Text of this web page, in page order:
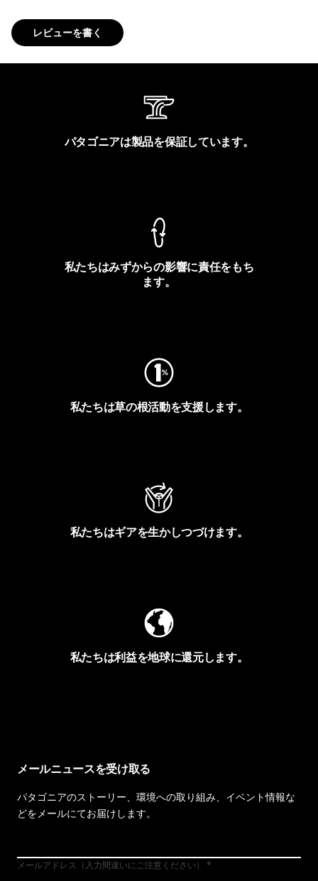
レビューを書く
パタゴニアは製品を保証しています。
私たちはみずからの影響に責任をもち
ます。
私たちは草の根活動を支援します。
私たちはギアを生かしつづけます。
私たちは利益を地球に還元します。
メールニュースを受け取る
パタゴニアのストーリー、環境への取り組み、イベント情報な
どをメールにてお届けします。
メールアドレス（入力間違いにご注意ください）